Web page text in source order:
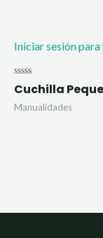
Iniciar sesión
Valorado
con
0
de
Cuchilla
Manualidades